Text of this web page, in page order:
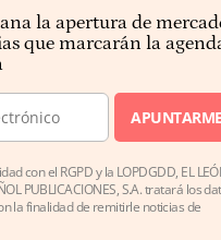
la apertura de
que marcarán la
APUNTARME
con el RGPD y la LOPDGDD, EL
PUBLICACIONES, S.A. tratará los
la finalidad de remitirle noticias de